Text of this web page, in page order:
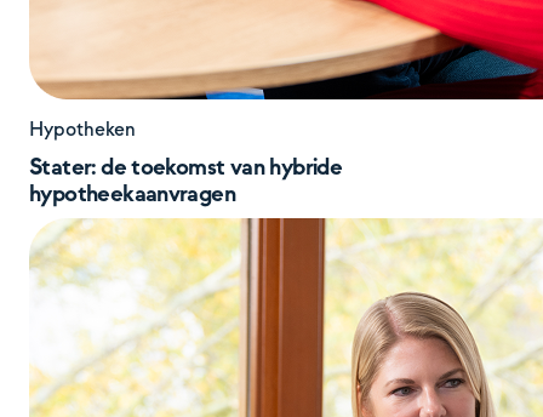
Hypotheken
Stater: de toekomst van hybride
hypotheekaanvragen